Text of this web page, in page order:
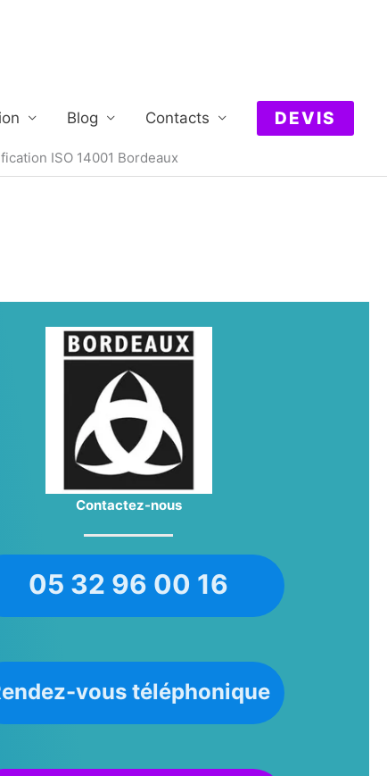
Blog Contacts DEVIS
ISO 14001 Bordeaux
Contactez-nous
05 32 96 00 16
vous téléphonique